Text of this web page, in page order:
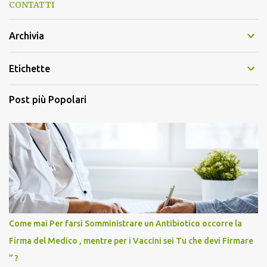
CONTATTI
Archivia
Etichette
Post più Popolari
Come mai Per farsi Somministrare un Antibiotico occorre la
Firma del Medico , mentre per i Vaccini sei Tu che devi Firmare
” ?